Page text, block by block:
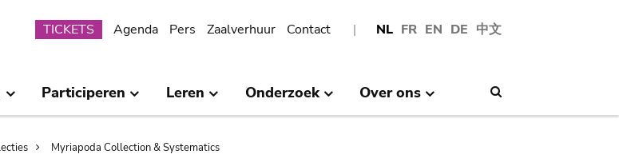
NL FR EN DE 中文
Submenu
TICKETS Agenda Pers Zaalverhuur Contact
Participeren Leren Onderzoek Over ons
Myriapoda Collection & Systematics